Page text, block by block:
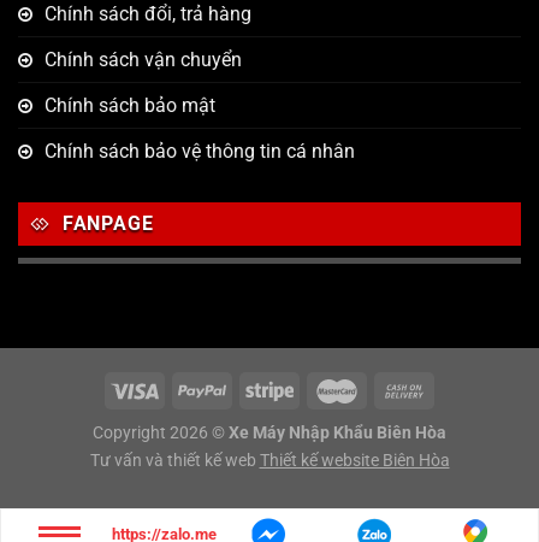
Chính sách đổi, trả hàng
Chính sách vận chuyển
Chính sách bảo mật
Chính sách bảo vệ thông tin cá nhân
FANPAGE
Copyright 2026 © Xe Máy Nhập Khẩu Biên Hòa
Tư vấn và thiết kế web Thiết kế website Biên Hòa
https://zalo.me/g/sjwsco848